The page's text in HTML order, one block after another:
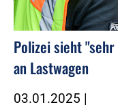
Polizei sieht
an Lastwagen
03.01.2025 |